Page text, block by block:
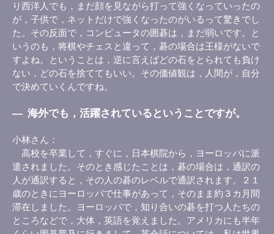
り西洋人でも，まだ顔を見ながら打って強くなっていったの
が，子供で，ネットだけで強くなったのがいるって驚きでし
た。その反面で，コンピュータの囲碁は，まだ弱いです。と
いうのも，将棋やチェスと違って，碁の場合は王様がないで
すよね。ということは，逆に言えばどの石をとられても負け
ない，どの石を捨ててもいい。その価値観は，人間が，自分
で決めていくんですね。
― 海外でも，活躍されているということですが。
小林さん
高校を卒業して，すぐに，日本棋院から，ヨーロッパに派
遣されました。そのとき感じたことは，碁の場合は，通訳の
人が通訳すると，その人の碁のレベルで通訳されます。２１
歳のときにヨーロッパで仕事があって，そのまま約３カ月間
滞在しました。ヨーロッパで，知り合いの碁を打つ人たちの
ところなどで，大体，英語を覚えました。アメリカにも半年